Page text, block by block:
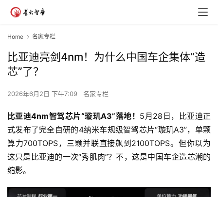
Home 名家专栏
比亚迪亮剑4nm！为什么中国车企集体“造
芯”了？
2026年6月2日 下午7:09 名家专栏
比亚迪4nm智驾芯片“璇玑A3”落地！ 5月28日，比亚迪正
式发布了完全自研的4纳米车规级智驾芯片“璇玑A3”，单颗
算力700TOPS，三颗并联直接飙到2100TOPS。但你以为
这只是比亚迪的一次“秀肌肉”？不，这是中国车企造芯潮的
缩影。